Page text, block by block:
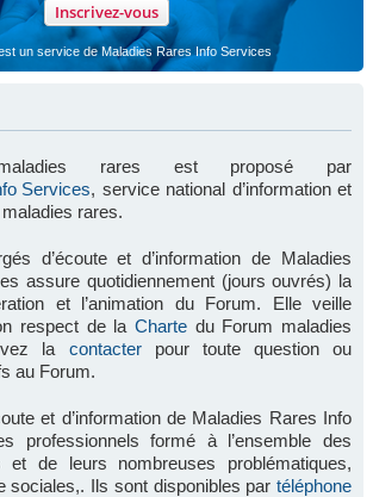
Inscrivez-vous
un service de Maladies Rares Info Services
rares est proposé par
Services, service national d’information et
rares.
d’écoute et d’information de Maladies
assure quotidiennement (jours ouvrés) la
et l’animation du Forum. Elle veille
respect de la Charte du Forum maladies
la contacterpour toute question ou
au Forum.
et d’information de Maladies Rares Info
professionnels formé à l’ensemble des
et de leurs nombreuses problématiques,
sociales,. Ils sont disponibles par téléphone